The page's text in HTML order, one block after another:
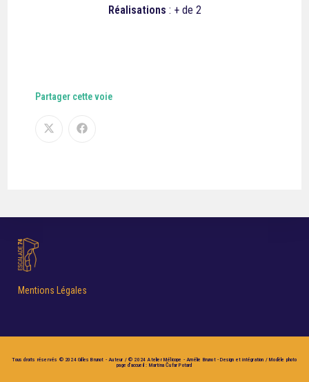
Réalisations : + de 2
Partager cette voie
Mentions Légales
Tous droits réservés © 2024 Gilles Brunot - Auteur / © 2024 Atelier Mélicope - Amélie Brunot - Design et intégration / Modèle photo
page d'accueil : Martina Čufar Potard